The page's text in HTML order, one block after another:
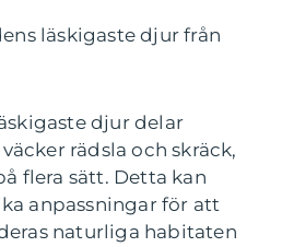
läskigaste djur från
djur delar
rädsla och skräck,
flera sätt. Detta kan
anpassningar för att
naturliga habitaten